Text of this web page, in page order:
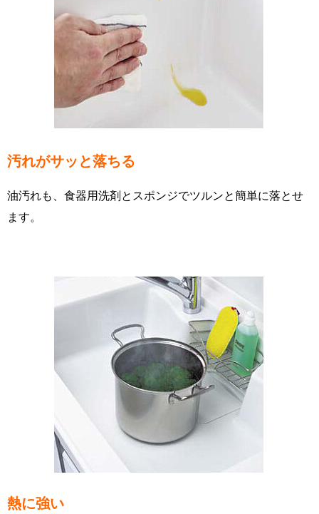
汚れがサッと落ちる
油汚れも、食器用洗剤とスポンジでツルンと簡単に落とせ
ます。
熱に強い